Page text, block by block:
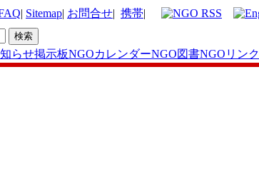
| Sitemap| お問合せ| 携帯|
らせ掲示板NGOカレンダーNGO図書NGOリンク